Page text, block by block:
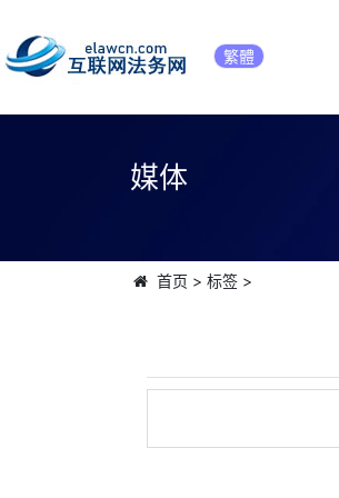
繁體
媒体
首页 > 标签>